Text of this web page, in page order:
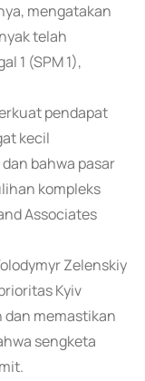
mengatakan
telah
1 (SPM 1),
pendapat
kecil
bahwa pasar
kompleks
Associates
Zelenskiy
Kyiv
memastikan
sengketa